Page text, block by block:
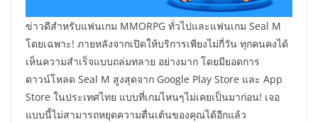
ข่าวดีสำหรับแฟนเกม MMORPG ทั่วไปและแฟนเกม Seal M
โดยเฉพาะ! ภายหลังจากเปิดให้บริการเพียงไม่กี่วัน ทุกคนคงได้
เห็นความสำเร็จแบบถล่มทลาย อย่างมาก โดยมียอดการ
ดาวน์โหลด Seal M สูงสุดจาก Google Play Store และ App
Store ในประเทศไทย แบบที่เกมไหนๆไม่เคยเป็นมาก่อน! เจอ
แบบนี้ไม่สามารถหยุดความตื่นเต้นของคุณได้อีกแล้ว